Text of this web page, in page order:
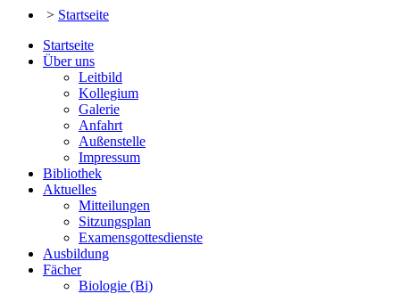
> Startseite
Startseite
Über uns
Leitbild
Kollegium
Galerie
Anfahrt
Außenstelle
Impressum
Bibliothek
Aktuelles
Mitteilungen
Sitzungsplan
Examensgottesdienste
Ausbildung
Fächer
Biologie (Bi)